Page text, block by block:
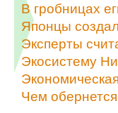
В гробницах
Японцы
Эксперты
Экосистему
Чем